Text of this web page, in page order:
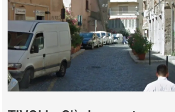
cuoco:
alle
candidature